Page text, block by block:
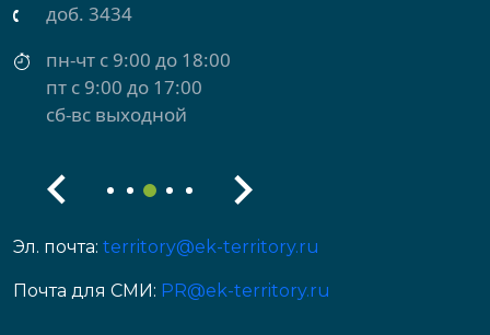
доб. 3434
пн-чт с 9:00 до 18:00
пт с 9:00 до 17:00
сб-вс выходной
Эл. почта: territory@ek-territory.ru
Почта для СМИ: PR@ek-territory.ru